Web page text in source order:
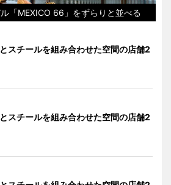
「MEXICO 66」をずらりと並べる
スチールを組み合わせた空間の店舗2
スチールを組み合わせた空間の店舗2